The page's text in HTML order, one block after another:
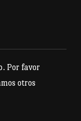
Por favor
otros